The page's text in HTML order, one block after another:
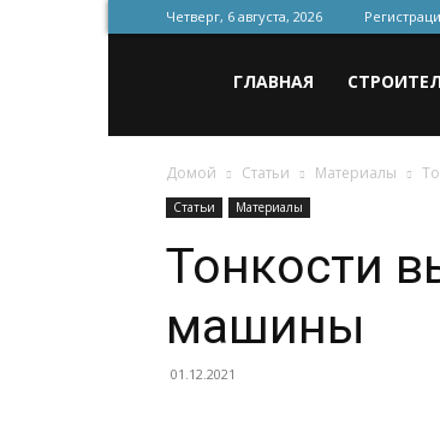
Четверг, 6 августа, 2026
для
строительства
и
ГЛАВНАЯ
Домой Статьи Материалы
Статьи Материалы
Тонкости
машины
01.12.2021